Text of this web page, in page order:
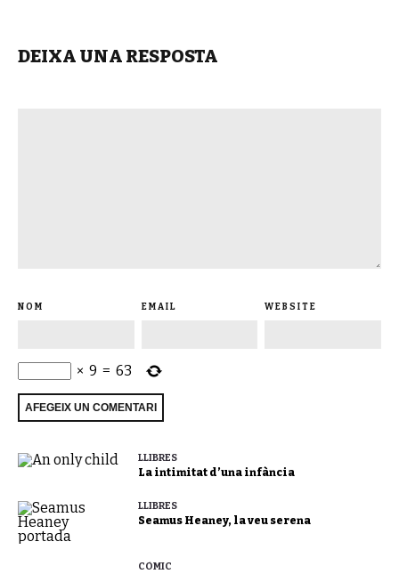
DEIXA UNA RESPOSTA
NOM EMAIL WEBSITE
× 9 = 63
LLIBRES
La intimitat d’una infància
LLIBRES
Seamus Heaney, la veu serena
CÒMIC